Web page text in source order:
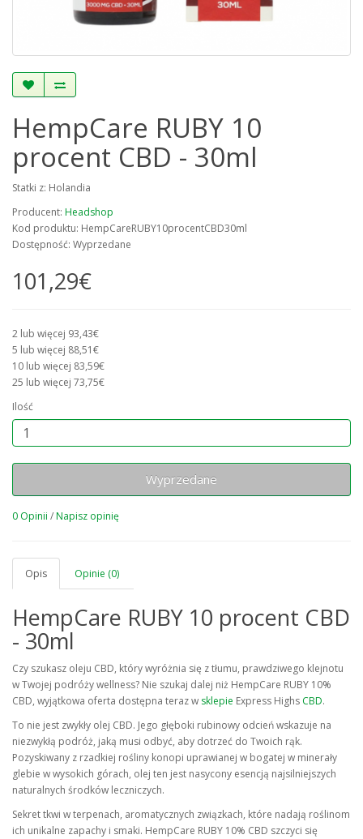
HempCare RUBY 10
procent CBD - 30ml
Statki z: Holandia
Producent: Headshop
Kod produktu: HempCareRUBY10procentCBD30ml
Dostępność: Wyprzedane
101,29€
2 lub więcej 93,43€
5 lub więcej 88,51€
10 lub więcej 83,59€
25 lub więcej 73,75€
Ilość
Wyprzedane
0 Opinii /Napisz opinię
Opis Opinie (0)
HempCare RUBY 10 procent CBD
- 30ml
Czy szukasz oleju CBD, który wyróżnia się z tłumu, prawdziwego klejnotu
w Twojej podróży wellness? Nie szukaj dalej niż HempCare RUBY 10%
CBD, wyjątkowa oferta dostępna teraz w sklepie Express Highs CBD.
To nie jest zwykły olej CBD. Jego głęboki rubinowy odcień wskazuje na
niezwykłą podróż, jaką musi odbyć, aby dotrzeć do Twoich rąk.
Pozyskiwany z rzadkiej rośliny konopi uprawianej w bogatej w minerały
glebie w wysokich górach, olej ten jest nasycony esencją najsilniejszych
naturalnych środków leczniczych.
Sekret tkwi w terpenach, aromatycznych związkach, które nadają roślinom
ich unikalne zapachy i smaki. HempCare RUBY 10% CBD szczyci się